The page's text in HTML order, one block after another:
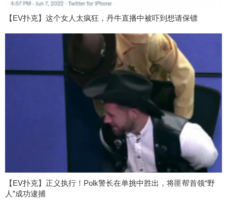
【EV扑克】这个女人太疯狂，丹牛直播中被吓到想请保镖
【EV扑克】正义执行！Polk警长在单挑中胜出，将匪帮首领“野
人”成功逮捕